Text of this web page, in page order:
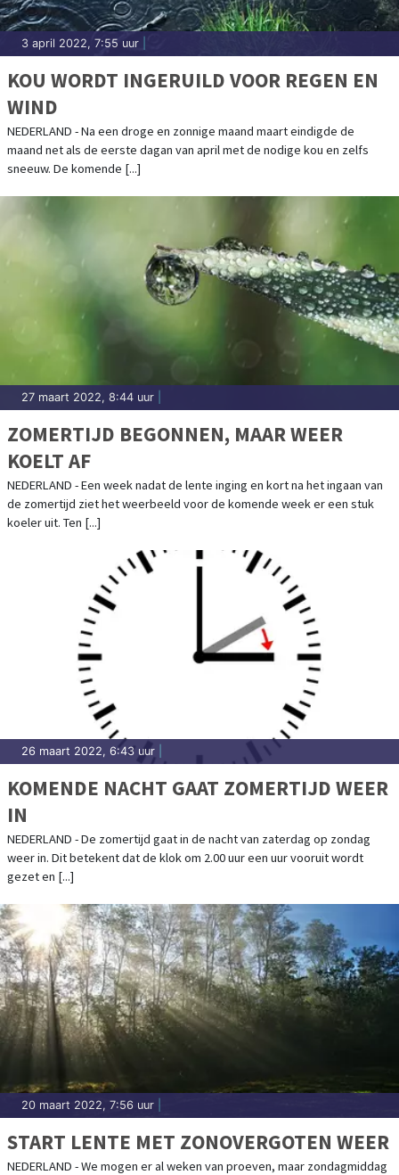
3 april 2022, 7:55 uur
KOU WORDT INGERUILD VOOR REGEN EN
WIND
NEDERLAND - Na een droge en zonnige maand maart eindigde de
maand net als de eerste dagan van april met de nodige kou en zelfs
sneeuw. De komende [...]
27 maart 2022, 8:44 uur
ZOMERTIJD BEGONNEN, MAAR WEER
KOELT AF
NEDERLAND - Een week nadat de lente inging en kort na het ingaan van
de zomertijd ziet het weerbeeld voor de komende week er een stuk
koeler uit. Ten [...]
26 maart 2022, 6:43 uur
KOMENDE NACHT GAAT ZOMERTIJD WEER
IN
NEDERLAND - De zomertijd gaat in de nacht van zaterdag op zondag
weer in. Dit betekent dat de klok om 2.00 uur een uur vooruit wordt
gezet en [...]
20 maart 2022, 7:56 uur
START LENTE MET ZONOVERGOTEN WEER
NEDERLAND - We mogen er al weken van proeven, maar zondagmiddag